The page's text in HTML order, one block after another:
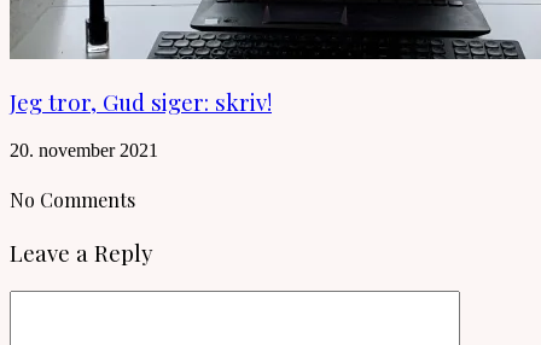
Jeg tror, Gud siger: skriv!
20. november 2021
No Comments
Leave a Reply